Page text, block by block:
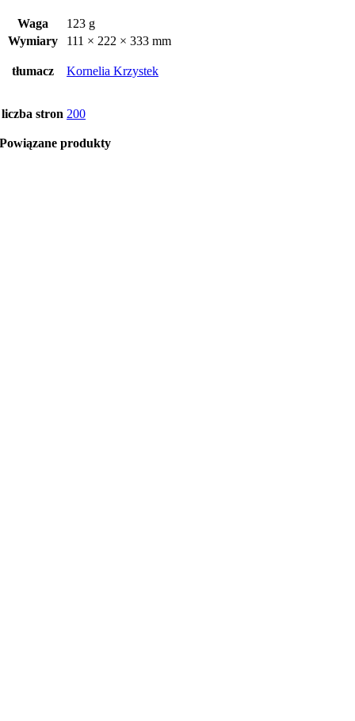
Waga
123 g
Wymiary
111 × 222 × 333 mm
tłumacz Kornelia Krzystek
liczba stron 200
Powiązane produkty